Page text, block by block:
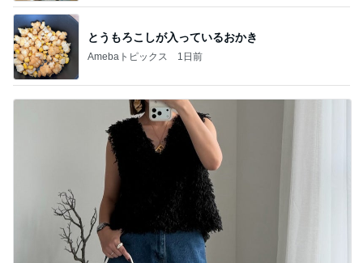
とうもろこしが入っているおかき
Amebaトピックス 1日前